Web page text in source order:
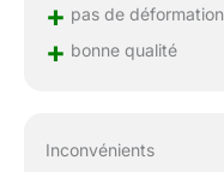
+ pas de déformation
+ bonne qualité
Inconvénients